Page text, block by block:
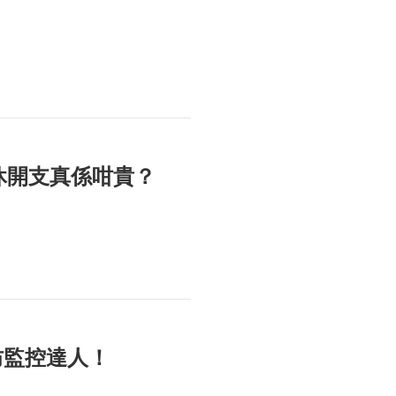
支真係咁貴？
控達人！